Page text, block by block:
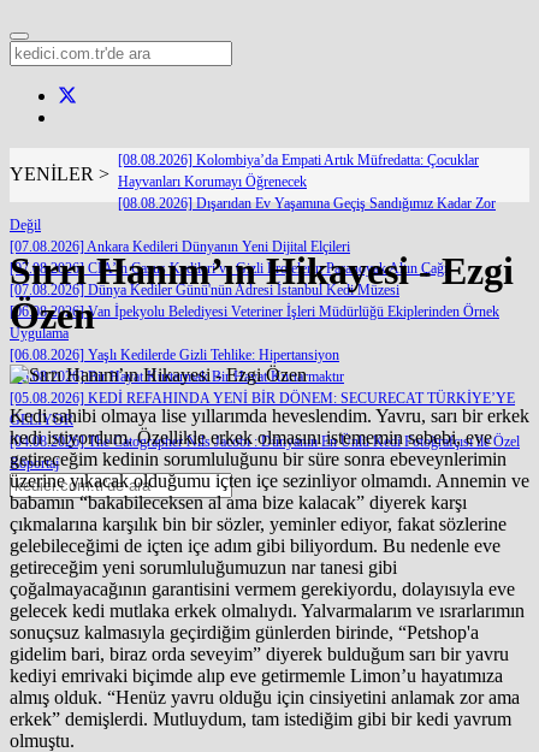
YENİLER >
[08.08.2026] Kolombiya’da Empati Artık Müfredatta: Çocuklar
Hayvanları Korumayı Öğrenecek
[08.08.2026] Dışarıdan Ev Yaşamına Geçiş Sandığımız Kadar Zor
Değil
[07.08.2026] Ankara Kedileri Dünyanın Yeni Dijital Elçileri
[07.08.2026] CIA’in Casus Kedileri ve Gizli Projelerin Paranoyak Altın Çağı
[07.08.2026] Dünya Kediler Günü'nün Adresi İstanbul Kedi Müzesi
[06.08.2026] Van İpekyolu Belediyesi Veteriner İşleri Müdürlüğü Ekiplerinden Örnek
Uygulama
[06.08.2026] Yaşlı Kedilerde Gizli Tehlike: Hipertansiyon
[05.08.2026] Bir Hayat Kurtarmak Bir Hayat Kurtarmaktır
[05.08.2026] KEDİ REFAHINDA YENİ BİR DÖNEM: SECURECAT TÜRKİYE’YE
GELİYOR
[04.08.2026] The Catographer Nils Jacobi : Dünyanın En Ünlü Kedi Fotoğrafçısı ile Özel
Röportaj
Sırrı Hanım’ın Hikayesi - Ezgi
Özen
Kedi sahibi olmaya lise yıllarımda heveslendim. Yavru, sarı bir erkek
kedi istiyordum. Özellikle erkek olmasını istememin sebebi, eve
getireceğim kedinin sorumluluğunu bir süre sonra ebeveynlerimin
üzerine yıkacak olduğumu içten içe sezinliyor olmamdı. Annemin ve
babamın “bakabileceksen al ama bize kalacak” diyerek karşı
çıkmalarına karşılık bin bir sözler, yeminler ediyor, fakat sözlerine
gelebileceğimi de içten içe adım gibi biliyordum. Bu nedenle eve
getireceğim yeni sorumluluğumuzun nar tanesi gibi
çoğalmayacağının garantisini vermem gerekiyordu, dolayısıyla eve
gelecek kedi mutlaka erkek olmalıydı. Yalvarmalarım ve ısrarlarımın
sonuçsuz kalmasıyla geçirdiğim günlerden birinde, “Petshop'a
gidelim bari, biraz orda seveyim” diyerek bulduğum sarı bir yavru
kediyi emrivaki biçimde alıp eve getirmemle Limon’u hayatımıza
almış olduk. “Henüz yavru olduğu için cinsiyetini anlamak zor ama
erkek” demişlerdi. Mutluydum, tam istediğim gibi bir kedi yavrum
olmuştu.